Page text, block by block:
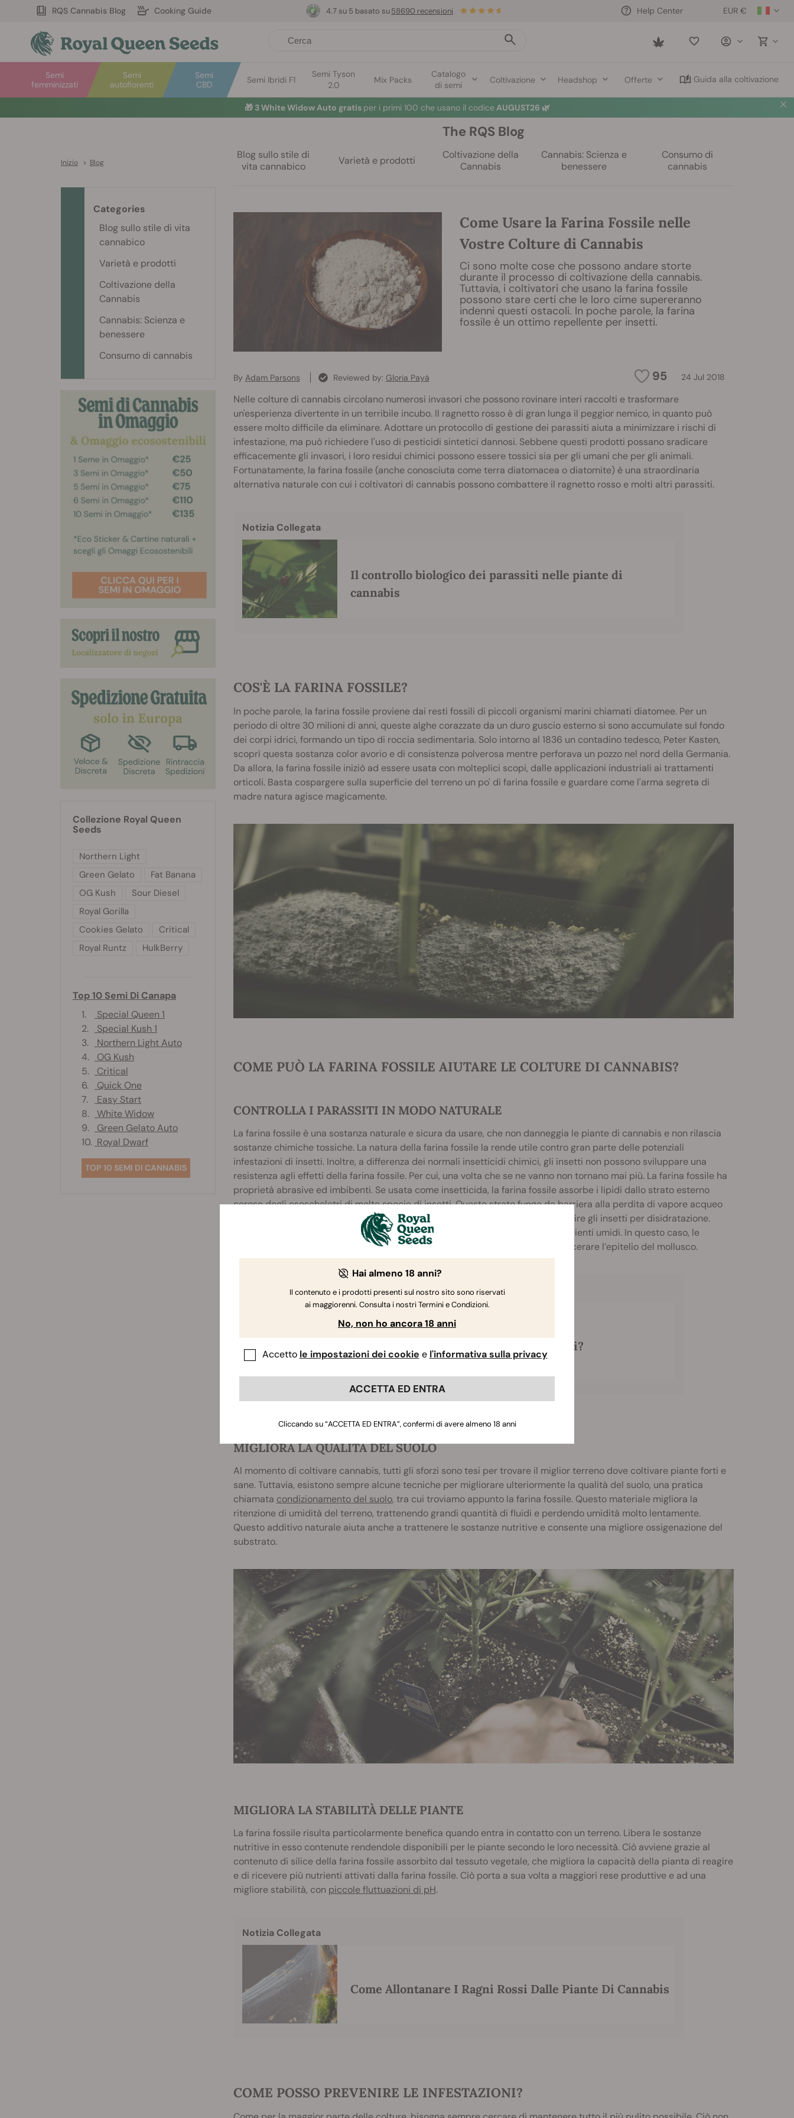
RQS Cannabis Blog Cooking Guide EUR €
Help Center
Saved
Semi
autofiorenti
Semi
femminizzati
Semi
CBD
Semi Ibridi F1
Semi Tyson
2.0
Mix Packs
Catalogo
di semi
Coltivazione Headshop Offerte Guida alla coltivazione
4.7 su 5 basato su58690 recensioni
🎁 3 White Widow Auto gratis per i primi 100 che usano il codice AUGUST26 🌿
Inizio > Blog
The RQS Blog
Blog sullo stile di
vita cannabico
Varietà e prodotti
Coltivazione della
Cannabis
Cannabis: Scienza e
benessere
Consumo di
cannabis
Come Usare la Farina Fossile nelle
Vostre Colture di Cannabis
Ci sono molte cose che possono andare storte
durante il processo di coltivazione della cannabis.
Tuttavia, i coltivatori che usano la farina fossile
possono stare certi che le loro cime supereranno
indenni questi ostacoli. In poche parole, la farina
fossile è un ottimo repellente per insetti.
95 24 Jul 2018
By Adam Parsons Reviewed by: Gloria Payá
Nelle colture di cannabis circolano numerosi invasori che possono rovinare interi raccolti e trasformare
un'esperienza divertente in un terribile incubo. Il ragnetto rosso è di gran lunga il peggior nemico, in quanto può
essere molto difficile da eliminare. Adottare un protocollo di gestione dei parassiti aiuta a minimizzare i rischi di
infestazione, ma può richiedere l'uso di pesticidi sintetici dannosi. Sebbene questi prodotti possano sradicare
efficacemente gli invasori, i loro residui chimici possono essere tossici sia per gli umani che per gli animali.
Fortunatamente, la farina fossile (anche conosciuta come terra diatomacea o diatomite) è una straordinaria
alternativa naturale con cui i coltivatori di cannabis possono combattere il ragnetto rosso e molti altri parassiti.
Notizia Collegata
Il controllo biologico dei parassiti nelle piante di
cannabis
COS'È LA FARINA FOSSILE?
In poche parole, la farina fossile proviene dai resti fossili di piccoli organismi marini chiamati diatomee. Per un
periodo di oltre 30 milioni di anni, queste alghe corazzate da un duro guscio esterno si sono accumulate sul fondo
dei corpi idrici, formando un tipo di roccia sedimentaria. Solo intorno al 1836 un contadino tedesco, Peter Kasten,
scoprì questa sostanza color avorio e di consistenza polverosa mentre perforava un pozzo nel nord della Germania.
Da allora, la farina fossile iniziò ad essere usata con molteplici scopi, dalle applicazioni industriali ai trattamenti
orticoli. Basta cospargere sulla superficie del terreno un po' di farina fossile e guardare come l'arma segreta di
madre natura agisce magicamente.
COME PUÒ LA FARINA FOSSILE AIUTARE LE COLTURE DI CANNABIS?
CONTROLLA I PARASSITI IN MODO NATURALE
La farina fossile è una sostanza naturale e sicura da usare, che non danneggia le piante di cannabis e non rilascia
sostanze chimiche tossiche. La natura della farina fossile la rende utile contro gran parte delle potenziali
infestazioni di insetti. Inoltre, a differenza dei normali insetticidi chimici, gli insetti non possono sviluppare una
resistenza agli effetti della farina fossile. Per cui, una volta che se ne vanno non tornano mai più. La farina fossile ha
proprietà abrasive ed imbibenti. Se usata come insetticida, la farina fossile assorbe i lipidi dallo strato esterno
ceroso degli esoscheletri di molte specie di insetti. Questo strato funge da barriera alla perdita di vapore acqueo
dal corpo dell’insetto, ma la farina fossile aumenta l’evaporazione, facendo morire gli insetti per disidratazione.
Tuttavia, la sua efficacia è molto bassa contro le lumache poiché vivono in ambienti umidi. In questo caso, le
diatomee grandi e spinose funzionano meglio della farina, dato che possono lacerare l’epitelio del mollusco.
Notizia Collegata
I pesticidi sulla cannabis sono pericolosi?
MIGLIORA LA QUALITÀ DEL SUOLO
Al momento di coltivare cannabis, tutti gli sforzi sono tesi per trovare il miglior terreno dove coltivare piante forti e
sane. Tuttavia, esistono sempre alcune tecniche per migliorare ulteriormente la qualità del suolo, una pratica
chiamata condizionamento del suolo, tra cui troviamo appunto la farina fossile. Questo materiale migliora la
ritenzione di umidità del terreno, trattenendo grandi quantità di fluidi e perdendo umidità molto lentamente.
Questo additivo naturale aiuta anche a trattenere le sostanze nutritive e consente una migliore ossigenazione del
substrato.
MIGLIORA LA STABILITÀ DELLE PIANTE
La farina fossile risulta particolarmente benefica quando entra in contatto con un terreno. Libera le sostanze
nutritive in esso contenute rendendole disponibili per le piante secondo le loro necessità. Ciò avviene grazie al
contenuto di silice della farina fossile assorbito dal tessuto vegetale, che migliora la capacità della pianta di reagire
e di ricevere più nutrienti attivati dalla farina fossile. Ciò porta a sua volta a maggiori rese produttive e ad una
migliore stabilità, con piccole fluttuazioni di pH.
Notizia Collegata
Come Allontanare I Ragni Rossi Dalle Piante Di Cannabis
COME POSSO PREVENIRE LE INFESTAZIONI?
Categories
Blog sullo stile di vita
cannabico
Varietà e prodotti
Coltivazione della
Cannabis
Cannabis: Scienza e
benessere
Consumo di cannabis
Collezione Royal Queen
Seeds
Northern Light
Green Gelato
Fat Banana
OG Kush
Sour Diesel
Royal Gorilla
Cookies Gelato
Critical
Royal Runtz
HulkBerry
Top 10 Semi Di Canapa
1.
Special Queen 1
2.
Special Kush 1
3.
Northern Light Auto
4.
OG Kush
5.
Critical
6.
Quick One
7.
Easy Start
8.
White Widow
9.
Green Gelato Auto
10. Royal Dwarf
TOP 10 SEMI DI CANNABIS
Hai almeno 18 anni?
Il contenuto e i prodotti presenti sul nostro sito sono riservati
ai maggiorenni. Consulta i nostri Termini e Condizioni.
No, non ho ancora 18 anni
Accetto le impostazioni dei cookie e l'informativa sulla privacy
ACCETTA ED ENTRA
Cliccando su “ACCETTA ED ENTRA”, confermi di avere almeno 18 anni